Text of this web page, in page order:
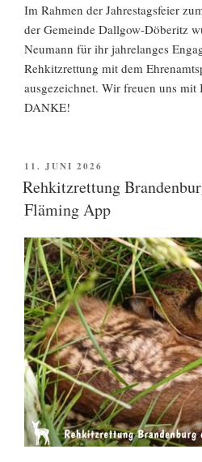
Im Rahmen der Jahrestagsfeier
der Gemeinde Dallgow-Döberitz
Neumann für ihr jahrelanges
Rehkitzrettung mit dem
ausgezeichnet. Wir freuen uns mit
DANKE!
VERÖFFENTLICHT
AM
11. JUNI 2026
Rehkitzrettung
Fläming App